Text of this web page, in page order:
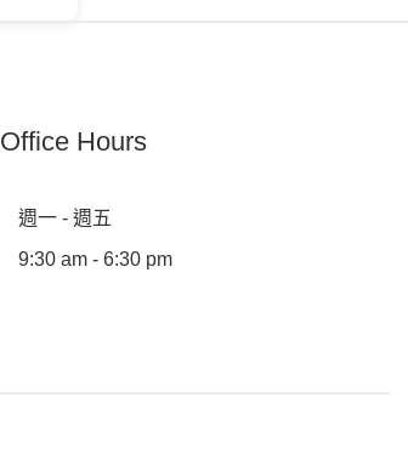
Office Hours
週一 - 週五
9:30 am - 6:30 pm